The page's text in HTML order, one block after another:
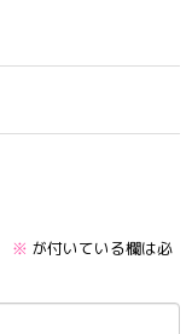
※ が付いている欄は必